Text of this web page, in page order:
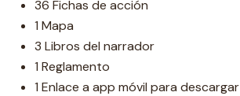
36 Fichas de acción
1 Mapa
3 Libros del narrador
1 Reglamento
1 Enlace a app móvil para descargar